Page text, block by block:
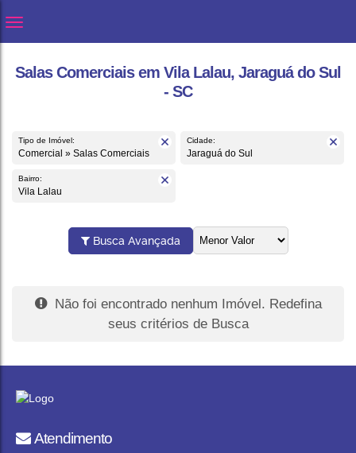
Salas Comerciais em Vila Lalau, Jaraguá do Sul
- SC
Tipo de Imóvel:
Comercial » Salas Comerciais
Cidade:
Jaraguá do Sul
Bairro:
Vila Lalau
Busca Avançada
Não foi encontrado nenhum Imóvel. Redefina
seus critérios de Busca
Atendimento